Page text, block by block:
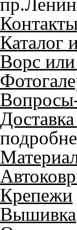
Каталог
Ворс или
Крепежи
Вышивка